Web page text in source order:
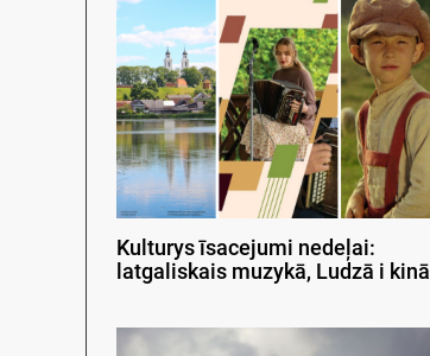
Kulturys īsacejumi nedeļai:
latgaliskais muzykā, Ludzā i kinā